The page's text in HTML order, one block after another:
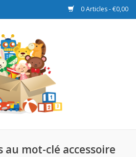
0 Articles - €0,00
au mot-clé accessoire